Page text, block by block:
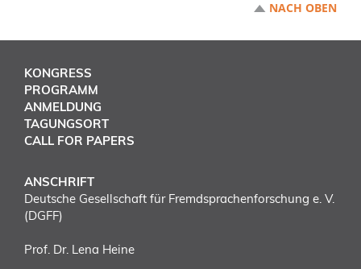
NACH OBEN
KONGRESS
PROGRAMM
ANMELDUNG
TAGUNGSORT
CALL FOR PAPERS
ANSCHRIFT
Deutsche Gesellschaft für Fremdsprachenforschung e. V.
(DGFF)
Prof. Dr. Lena Heine